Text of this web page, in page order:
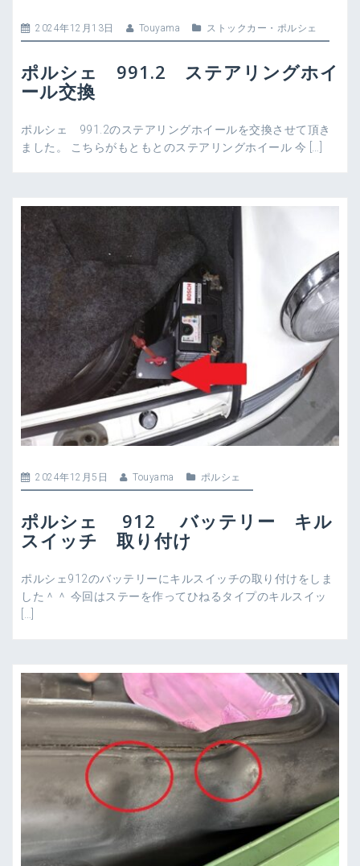
2024年12月13日 Touyama ストックカー ・ ポルシェ
ポルシェ 991.2 ステアリングホイ
ール交換
ポルシェ 991.2のステアリングホイールを交換させて頂き
ました。 こちらがもともとのステアリングホイール 今 […]
2024年12月5日 Touyama ポルシェ
ポルシェ 912 バッテリー キル
スイッチ 取り付け
ポルシェ912のバッテリーにキルスイッチの取り付けをしま
した＾＾ 今回はステーを作ってひねるタイプのキルスイッ